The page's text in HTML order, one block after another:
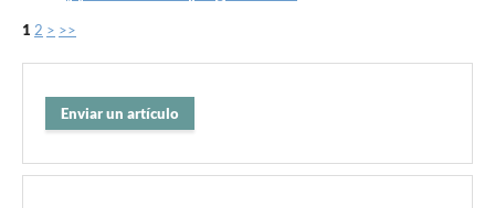
1 2 > >>
Enviar un artículo